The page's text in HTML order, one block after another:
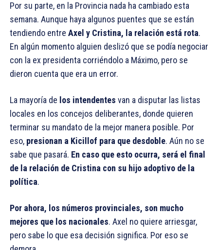
Por su parte, en la Provincia nada ha cambiado esta
semana. Aunque haya algunos puentes que se están
tendiendo entre Axel y Cristina, la relación está rota.
En algún momento alguien deslizó que se podía negociar
con la ex presidenta corriéndolo a Máximo, pero se
dieron cuenta que era un error.
La mayoría de los intendentes van a disputar las listas
locales en los concejos deliberantes, donde quieren
terminar su mandato de la mejor manera posible. Por
eso, presionan a Kicillof para que desdoble. Aún no se
sabe que pasará. En caso que esto ocurra, será el final
de la relación de Cristina con su hijo adoptivo de la
política.
Por ahora, los números provinciales, son mucho
mejores que los nacionales. Axel no quiere arriesgar,
pero sabe lo que esa decisión significa. Por eso se